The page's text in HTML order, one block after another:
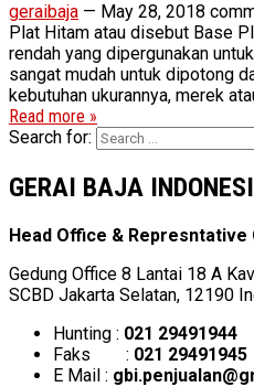
geraibaja — May 28, 2018
Plat Hitam atau disebut Base
rendah yang dipergunakan
sangat mudah untuk dipotong
kebutuhan ukurannya, merek
Read more »
Search for:
GERAI BAJA
Head Office & Represntative
Gedung Office 8 Lantai 18 A
SCBD Jakarta Selatan, 12190
Hunting : 021 29491944
Faks : 021 29491945
E Mail :